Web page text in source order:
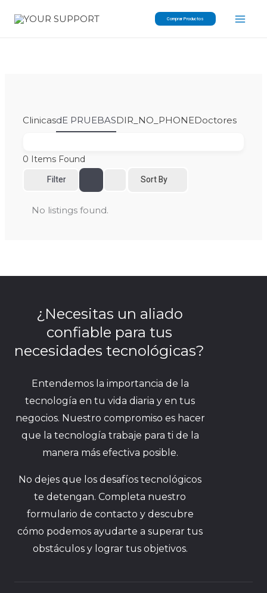
Comprar Productos
ClinicasdE PRUEBASDIR_NO_PHONEDoctores
0 Items Found
Filter Sort By
No listings found.
¿Necesitas un aliado
confiable para tus
necesidades tecnológicas?
Entendemos la importancia de la
tecnología en tu vida diaria y en tus
negocios. Nuestro compromiso es hacer
que la tecnología trabaje para ti de la
manera más efectiva posible.
No dejes que los desafíos tecnológicos
te detengan. Completa nuestro
formulario de contacto y descubre
cómo podemos ayudarte a superar tus
obstáculos y lograr tus objetivos.